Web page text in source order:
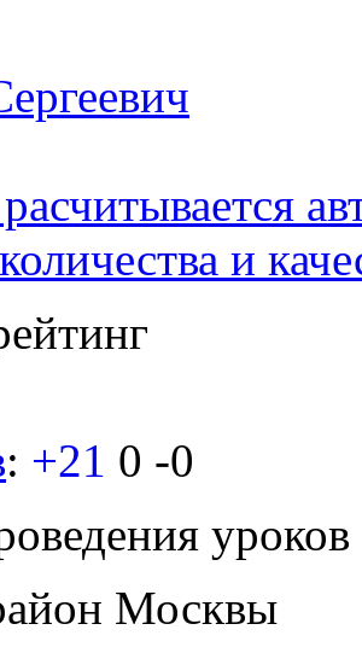
и
: +21 0 -0
уроков
Москвы